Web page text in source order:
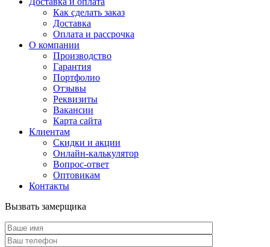
Как сделать заказ
Доставка
Оплата и рассрочка
О компании
Производство
Гарантия
Портфолио
Отзывы
Реквизиты
Вакансии
Карта сайта
Клиентам
Скидки и акции
Онлайн-калькулятор
Вопрос-ответ
Оптовикам
Контакты
Вызвать замерщика